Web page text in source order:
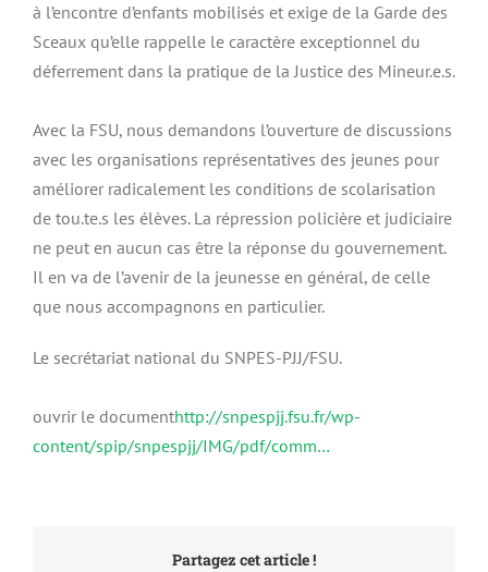
à l’encontre d’enfants mobilisés et exige de la Garde des
Sceaux qu’elle rappelle le caractère exceptionnel du
déferrement dans la pratique de la Justice des Mineur.e.s.
Avec la FSU, nous demandons l’ouverture de discussions
avec les organisations représentatives des jeunes pour
améliorer radicalement les conditions de scolarisation
de tou.te.s les élèves. La répression policière et judiciaire
ne peut en aucun cas être la réponse du gouvernement.
Il en va de l’avenir de la jeunesse en général, de celle
que nous accompagnons en particulier.
Le secrétariat national du SNPES-PJJ/FSU.
ouvrir le documenthttp://snpespjj.fsu.fr/wp-
content/spip/snpespjj/IMG/pdf/comm…
Partagez cet article !